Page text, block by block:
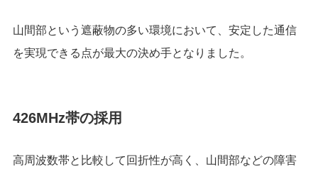
山間部という遮蔽物の多い環境において、安定した通信
を実現できる点が最大の決め手となりました。
426MHz帯の採用
高周波数帯と比較して回折性が高く、山間部などの障害